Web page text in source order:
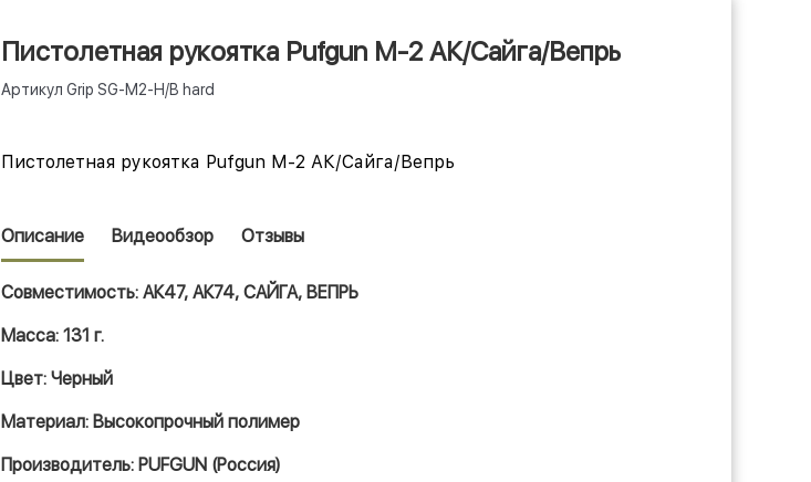
Пистолетная рукоятка Pufgun M-2 АК/Сайга/Вепрь
Артикул Grip SG-M2-H/B hard
Пистолетная рукоятка Pufgun M-2 АК/Сайга/Вепрь
Описание Видеообзор Отзывы
Совместимость: АК47, АК74, САЙГА, ВЕПРЬ
Масса: 131 г.
Цвет: Черный
Материал: Высокопрочный полимер
Производитель: PUFGUN (Россия)